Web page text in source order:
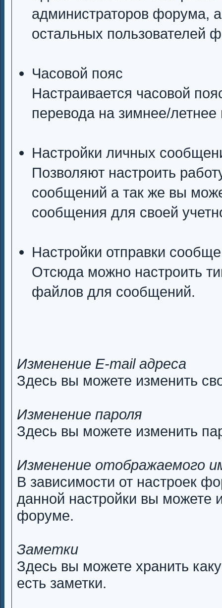
администраторов форума,
остальных пользователей
Часовой пояс
Настраивается часовой
перевода на зимнее/
Настройки личных
Позволяют настроить
сообщений а так же вы
сообщения для своей
Настройки отправки
Отсюда можно настроить
файлов для сообщений.
Изменение E-mail адреса
Здесь вы можете изменить
Изменение пароля
Здесь вы можете изменить
Изменение отображаемого
В зависимости от настроек
данной настройки вы можете
форуме.
Заметки
Здесь вы можете хранить
есть заметки.